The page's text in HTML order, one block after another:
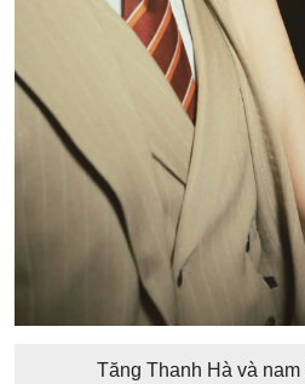
Tăng Thanh Hà và